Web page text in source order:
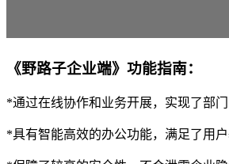
《野路子企业端》功能指南：
*通过在线协作和业务开展，实现了部
*具有智能高效的办公功能，满足了用